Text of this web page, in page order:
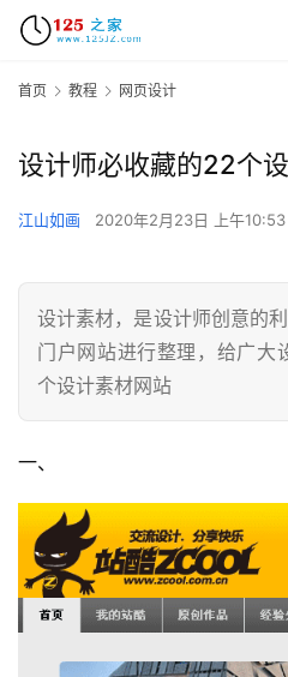
首页 教程 网页设计
设计师必收藏的22个
江山如画 2020年2月23日 上午10:53
设计素材，是设计师创意的
门户网站进行整理，给广大
个设计素材网站
一、